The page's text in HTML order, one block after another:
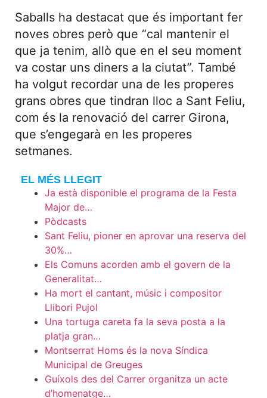
Saballs ha destacat que és important fer
noves obres però que “cal mantenir el
que ja tenim, allò que en el seu moment
va costar uns diners a la ciutat”. També
ha volgut recordar una de les properes
grans obres que tindran lloc a Sant Feliu,
com és la renovació del carrer Girona,
que s’engegarà en les properes
setmanes.
EL MÉS LLEGIT
Ja està disponible el programa de la Festa
Major de…
Pòdcasts
Sant Feliu, pioner en aprovar una reserva del
30%…
Els Comuns acorden amb el govern de la
Generalitat…
Ha mort el cantant, músic i compositor
Llibori Pujol
Una tortuga careta fa la seva posta a la
platja gran…
Montserrat Homs és la nova Síndica
Municipal de Greuges
Guíxols des del Carrer organitza un acte
d’homenatge…